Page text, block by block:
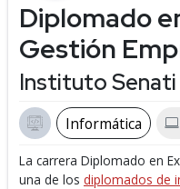
Diplomado
Gestión
Instituto Senati
Informática
La carrera Diplomado en
una de los diplomados de